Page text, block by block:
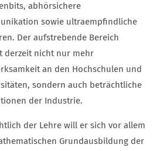
abhörsichere
sowie ultraempfindliche
Der aufstrebende Bereich
derzeit nicht nur mehr
an den Hochschulen und
sondern auch beträchtliche
der Industrie.
der Lehre will er sich vor allem
Grundausbildung der